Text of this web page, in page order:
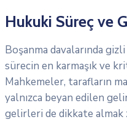
Hukuki Süreç ve
Boşanma davalarında
sürecin en karmaşık ve
Mahkemeler, tarafların
yalnızca beyan edilen
gelirleri de dikkate almak